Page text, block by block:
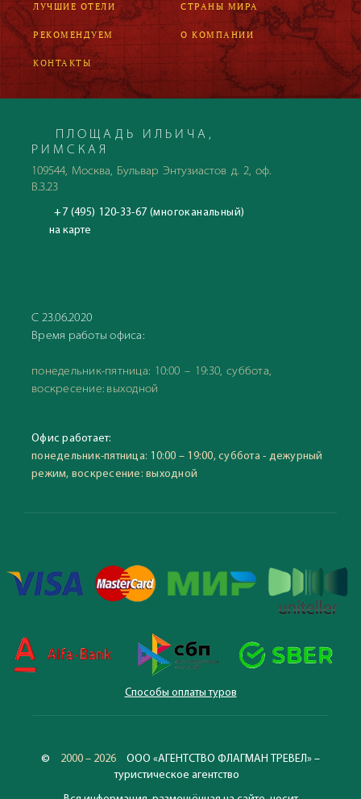
ЛУЧШИЕ ОТЕЛИ СТРАНЫ МИРА
РЕКОМЕНДУЕМ О КОМПАНИИ
КОНТАКТЫ
ПЛОЩАДЬ ИЛЬИЧА,
РИМСКАЯ
109544, Москва, Бульвар Энтузиастов д. 2, оф.
В.3.23
+7 (495) 120-33-67 (многоканальный)
на карте
С 23.06.2020
Время работы офиса:
понедельник-пятница: 10:00 – 19:30, суббота,
воскресение: выходной
Офис работает:
понедельник-пятница: 10:00 – 19:00, суббота - дежурный
режим, воскресение: выходной
Способы оплаты туров
© 2000 – 2026
ООО «АГЕНТСТВО ФЛАГМАН ТРЕВЕЛ» –
туристическое агентство